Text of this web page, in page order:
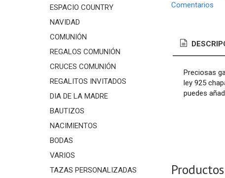
ESPACIO COUNTRY
NAVIDAD
COMUNIÓN
REGALOS COMUNIÓN
CRUCES COMUNIÓN
REGALITOS INVITADOS
DIA DE LA MADRE
BAUTIZOS
NACIMIENTOS
BODAS
VARIOS
TAZAS PERSONALIZADAS
Comentarios
Preciosas
ley 925
puedes